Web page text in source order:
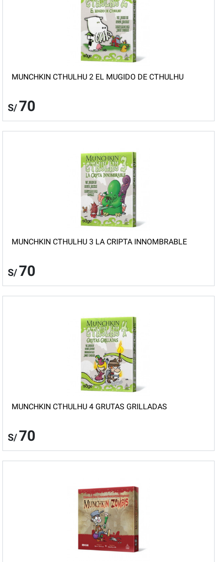
MUNCHKIN CTHULHU 2 EL MUGIDO DE CTHULHU
S/70
MUNCHKIN CTHULHU 3 LA CRIPTA INNOMBRABLE
S/70
MUNCHKIN CTHULHU 4 GRUTAS GRILLADAS
S/70